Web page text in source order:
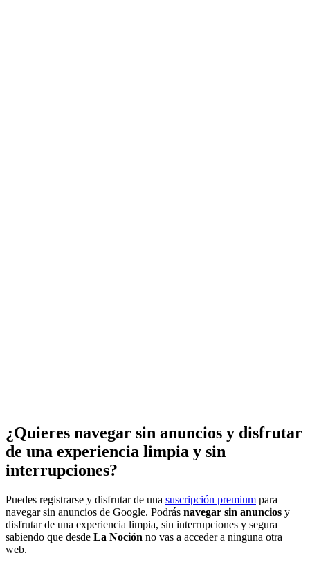
¿Quieres navegar sin anuncios y disfrutar
de una experiencia limpia y sin
interrupciones?
Puedes registrarse y disfrutar de una suscripción premium para
navegar sin anuncios de Google. Podrás navegar sin anuncios y
disfrutar de una experiencia limpia, sin interrupciones y segura
sabiendo que desde La Noción no vas a acceder a ninguna otra
web.